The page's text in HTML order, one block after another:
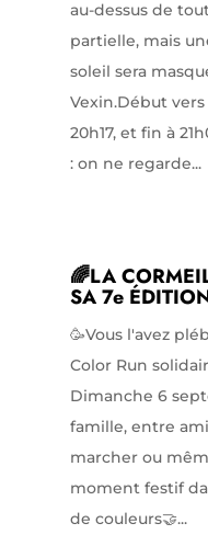
au-dessus de
partielle, mais
soleil sera
Vexin.Début
20h17, et fin à
: on ne regarde...
🌈LA
SA 7e
🥳Vous l'avez
Color Run
Dimanche 6
famille, entre
marcher ou
moment festif
de couleurs🤝...